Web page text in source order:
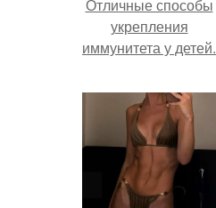
Отличные способы
укрепления
иммунитета у детей.